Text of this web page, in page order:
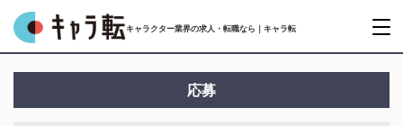
キャラクター業界の求人・転職なら｜キャラ転
応募